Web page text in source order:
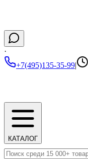
·
+7(495)135-35-99|
КАТАЛОГ